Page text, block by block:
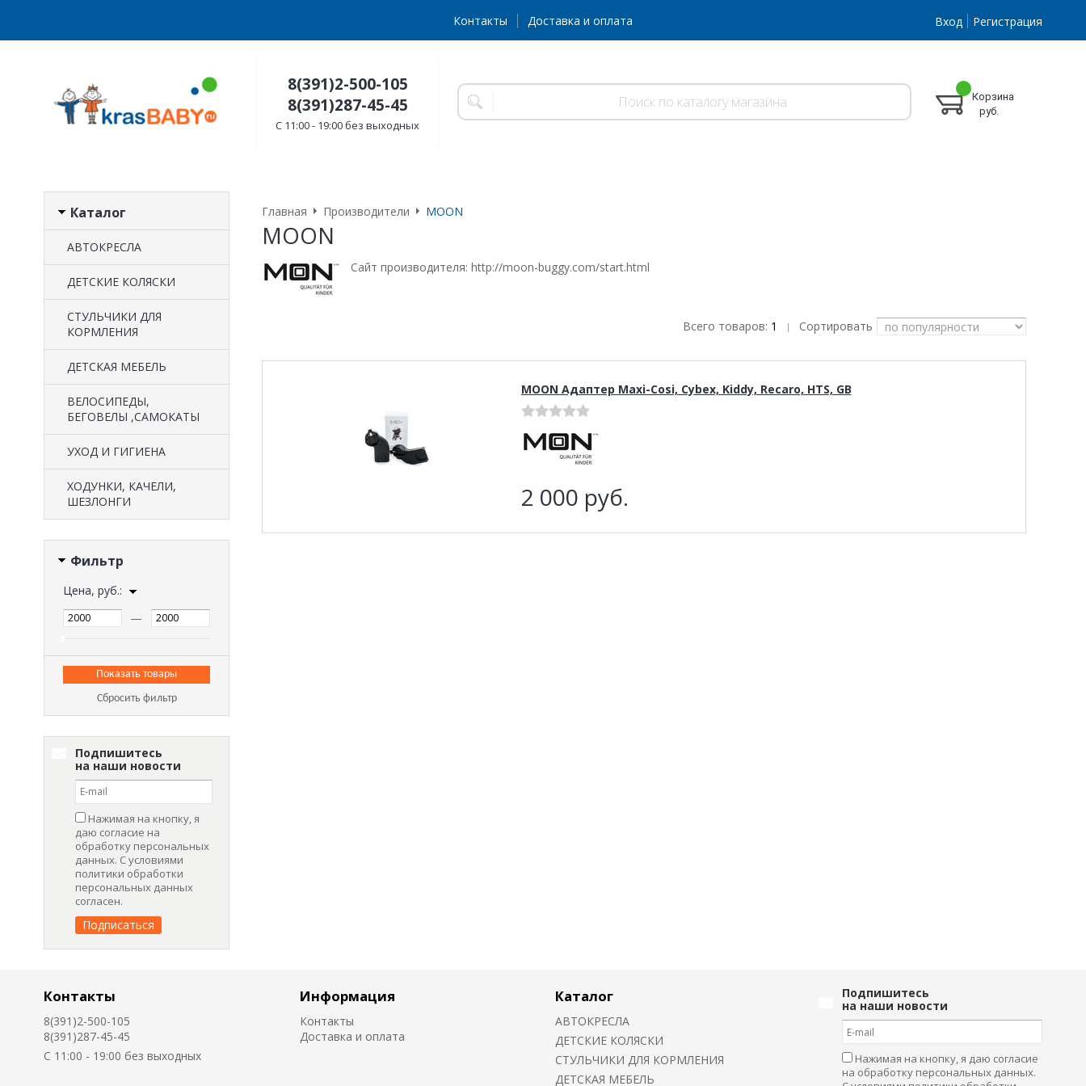
Контакты Доставка и оплата Вход Регистрация
8(391)2-500-105
8(391)287-45-45
C 11:00 - 19:00 без выходных
Корзина
руб.
Каталог
АВТОКРЕСЛА
ДЕТСКИЕ КОЛЯСКИ
CТУЛЬЧИКИ ДЛЯ
КОРМЛЕНИЯ
ДЕТСКАЯ МЕБЕЛЬ
ВЕЛОСИПЕДЫ,
БЕГОВЕЛЫ ,САМОКАТЫ
УХОД И ГИГИЕНА
ХОДУНКИ, КАЧЕЛИ,
ШЕЗЛОНГИ
Фильтр
Цена, руб.:
—
Сбросить фильтр
Подпишитесь
на наши новости
Нажимая на кнопку, я
даю согласие на
обработку персональных
данных. С условиями
политики обработки
персональных данных
согласен.
Главная Производители MOON
MOON
Сайт производителя: http://moon-buggy.com/start.html
Всего товаров: 1 | Сортировать
MOON Адаптер Maxi-Cosi, Cybex, Kiddy, Recaro, HTS, GB
2 000 руб.
Контакты
8(391)2-500-105
8(391)287-45-45
C 11:00 - 19:00 без выходных
Информация
Контакты
Доставка и оплата
Каталог
АВТОКРЕСЛА
ДЕТСКИЕ КОЛЯСКИ
CТУЛЬЧИКИ ДЛЯ КОРМЛЕНИЯ
ДЕТСКАЯ МЕБЕЛЬ
Подпишитесь
на наши новости
Нажимая на кнопку, я даю согласие
на обработку персональных данных.